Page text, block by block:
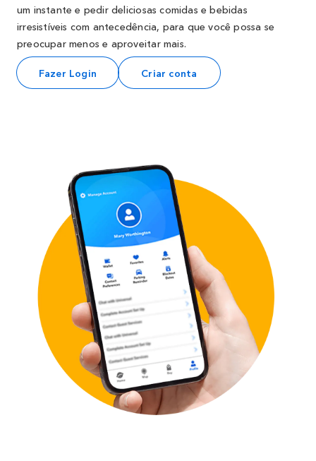
um instante e pedir deliciosas comidas e bebidas
irresistíveis com antecedência, para que você possa se
preocupar menos e aproveitar mais.
Fazer Login Criar conta